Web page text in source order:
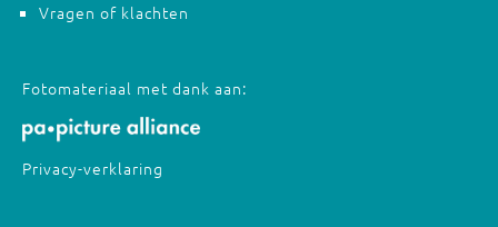
Vragen of klachten
Fotomateriaal met dank aan:
Privacy-verklaring